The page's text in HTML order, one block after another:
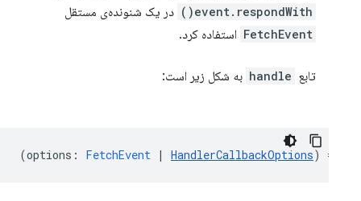
event.respondWith() در یک شنونده‌ی مستقل
FetchEvent استفاده کرد.
تابع handle به شکل زیر است:
(options : FetchEvent | HandlerCallbackOptions) =>